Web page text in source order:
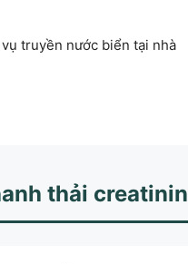
truyền nước biển tại nhà
thải creatinin